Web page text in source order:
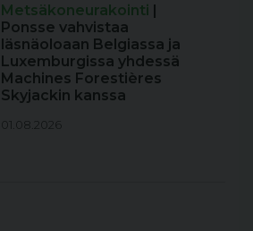
Metsäkoneurakointi |
Ponsse vahvistaa
läsnäoloaan Belgiassa ja
Luxemburgissa yhdessä
Machines Forestières
Skyjackin kanssa
01.08.2026